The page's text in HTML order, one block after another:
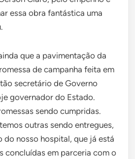
essa obra fantástica uma
que a pavimentação da
de campanha feita em
secretário de Governo
governador do Estado.
sendo cumpridas.
outras sendo entregues,
do nosso hospital, que já está
concluídas em parceria com o